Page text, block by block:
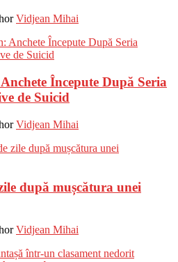
Vidjean Mihai
Începute După Seria
de Suicid
Vidjean Mihai
după mușcătura unei
Vidjean Mihai